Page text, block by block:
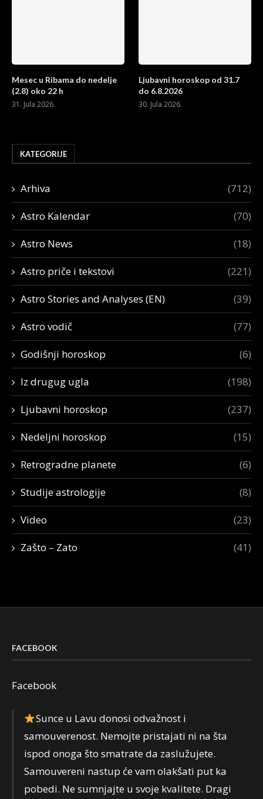
Mesec u Ribama do nedelje
(2.8) oko 22 h
31. Jula 2026.
Ljubavni horoskop od 31.7
do 6.8.2026
30. Jula 2026.
KATEGORIJE
Arhiva (712)
Astro Kalendar (70)
Astro News (18)
Astro priče i tekstovi (221)
Astro Stories and Analyses (EN) (39)
Astro vodič (77)
Godišnji horoskop (6)
Iz drugug ugla (198)
Ljubavni horoskop (237)
Nedeljni horoskop (15)
Retrogradne planete (6)
Studije astrologije (8)
Video (23)
Zašto – Zato (41)
FACEBOOK
Facebook
Sunce u Lavu donosi odvažnost i
samouverenost. Nemojte pristajati ni na šta
ispod onoga što smatrate da zaslužujete.
Samouvereni nastup će vam olakšati put ka
pobedi. Ne sumnjajte u svoje kvalitete. Dragi